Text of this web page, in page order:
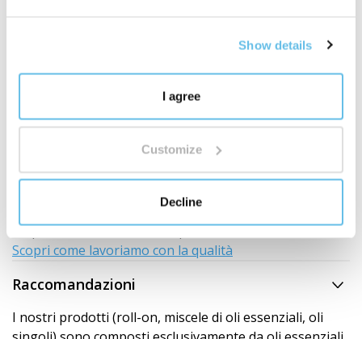
Show details
I agree
Customize
Decline
La qualità è sotto il nostro controllo
BEWIT non è solo un marchio sull'etichetta. Siamo un
produttore con il nostro sviluppo, produzione,
laboratori, magazzini e spedizioni.
Sviluppiamo, testiamo e controlliamo i prodotti dalla
la qualità non è uno slogan. È un sistema, una
responsabilità e un lavoro quotidiano.
Scopri come lavoriamo con la qualità
Raccomandazioni
I nostri prodotti (roll-on, miscele di oli essenziali, oli